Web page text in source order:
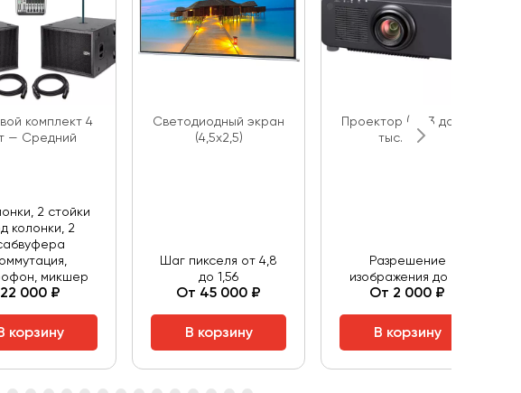
комплект 4
— Средний
2 стойки
колонки, 2
микшер
22 000 ₽
корзину
Светодиодный экран
(4,5х2,5)
Шаг пикселя от 4,8
до 1,56
От 45 000 ₽
В корзину
Проектор (от 3 до 20
тыс. Люм)
Разрешение
изображения до 4К
От 2 000 ₽
В корзину